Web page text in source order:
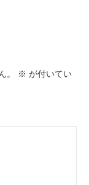
。 ※ が付いてい